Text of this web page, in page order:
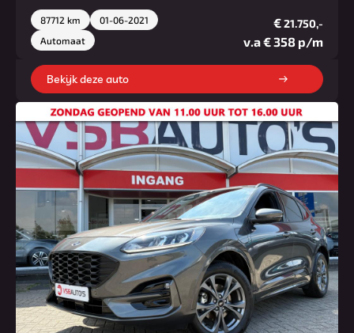
87712 km
01-06-2021
Automaat
€21.750,-
v.a € 358 p/m
Bekijk deze auto